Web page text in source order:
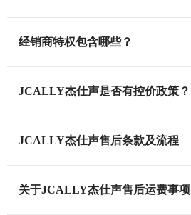
经销商特权包含哪些？​
JCALLY杰仕声是否有控价政策？
JCALLY杰仕声售后条款及流程
关于JCALLY杰仕声售后运费事项